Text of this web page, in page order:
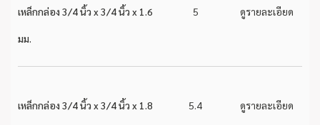
เหล็กกล่อง 3/4 นิ้ว x 3/4 นิ้ว x 1.6
มม.
5 ดูรายละเอียด
เหล็กกล่อง 3/4 นิ้ว x 3/4 นิ้ว x 1.8 5.4 ดูรายละเอียด